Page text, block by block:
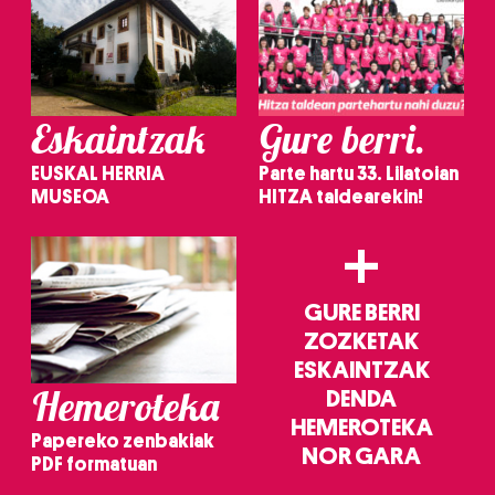
Eskaintzak
EUSKAL HERRIA
MUSEOA
Gure berri.
Parte hartu 33. Lilatoian
HITZA taldearekin!
Hemeroteka
Papereko zenbakiak
PDF formatuan
+
GURE BERRI
ZOZKETAK
ESKAINTZAK
DENDA
HEMEROTEKA
NOR GARA